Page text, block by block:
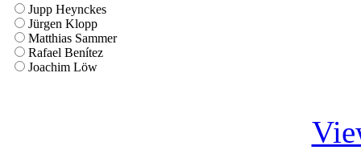
Jupp Heynckes
Jürgen Klopp
Matthias Sammer
Rafael Benítez
Joachim Löw